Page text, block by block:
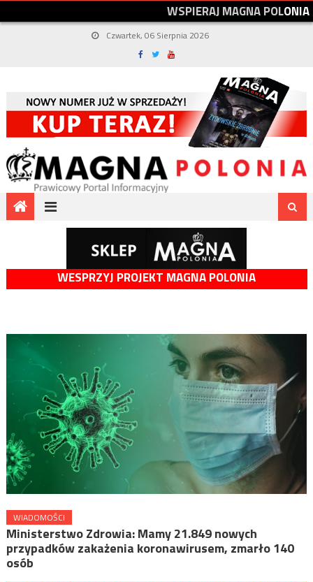
WSPIERAJMAGNAPOLONIA
Czwartek, 06 Sierpnia 2026
WESPRZYJ PROJEKT MAGNA POLONIA
WIADOMOŚCI
Ministerstwo Zdrowia: Mamy 21.849 nowych
przypadków zakażenia koronawirusem, zmarło 140
osób